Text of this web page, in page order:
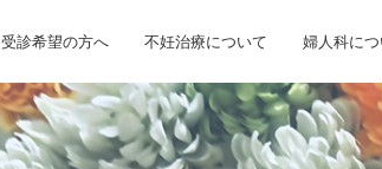
受診希望の方へ 不妊治療について 婦人科につ